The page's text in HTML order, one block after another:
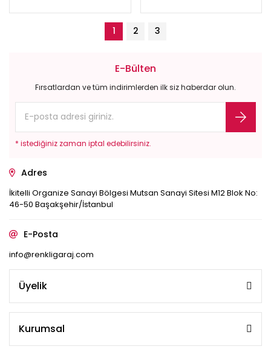
1 2 3
E-Bülten
Fırsatlardan ve tüm indirimlerden ilk siz haberdar olun.
* istediğiniz zaman iptal edebilirsiniz.
Adres
İkitelli Organize Sanayi Bölgesi Mutsan Sanayi Sitesi M12 Blok No:
46-50 Başakşehir/İstanbul
E-Posta
info@renkligaraj.com
Üyelik
Kurumsal